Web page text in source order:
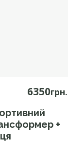
6350грн.
+